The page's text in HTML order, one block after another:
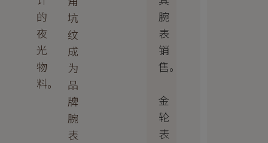
的
夜
光
物
料。
坑
纹
成
为
品
牌
腕
表
腕
表
销
售。
金
轮
表